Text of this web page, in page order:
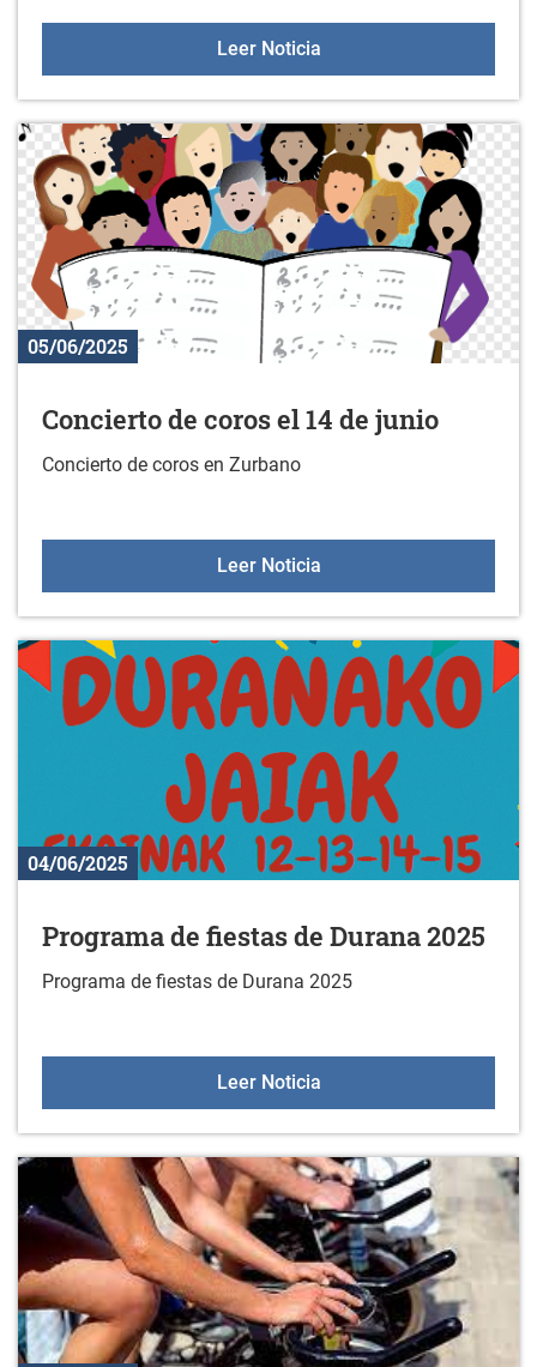
Leer NoticiaAsesoramiento en la
05/06/2025
Concierto de coros el 14 de junio
Concierto de coros en Zurbano
Leer NoticiaConcierto de coros el 14
04/06/2025
Programa de fiestas de Durana 2025
Programa de fiestas de Durana 2025
Leer NoticiaPrograma de fiestas de